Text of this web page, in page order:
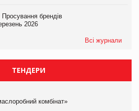
Просування брендів
2026
Всі журнали
ТЕНДЕРИ
комбінат»